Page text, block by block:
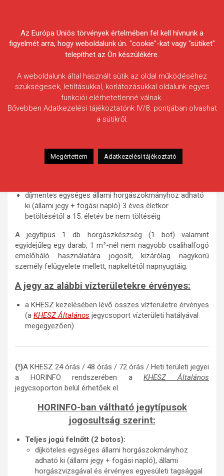
Egyesületek Szövetsége
A horgászathoz szükséges okmányok és a KHESZ által
kiadott területi jegyek árai egységes szerkezetben ITT:
Érvényes: 2026. január 1. – 2027. január 31.
díjmentes egységes állami horgászokmányhoz adható
ki (állami jegy + fogási napló) 3 éves életkor
betöltésétől a 15. életév be nem töltéséig
A jegytípus 1 db horgászkészség (1 bot) valamint
egyidejűleg egy darab, 1 m²-nél nem nagyobb csalihalfogó
emelőháló használatára jogosít, kizárólag nagykorú
személy felügyelete mellett, napkeltétől napnyugtáig.
A jegy az alábbi vízterületekre érvényes:
a KHESZ kezelésében lévő összes vízterületre érvényes
(a KHESZ Általános jegycsoport vízterületi hatályával
megegyezően)
(!)A KHESZ 24 órás / 48 órás / 72 órás / Heti területi jegyei
a HORINFO rendszerében aKHESZ Általános
jegycsoporton belül érhetőek el.
HORINFO-ban váltható jegytípusok
jogosultság szerint:
Teljes jogú felnőtt (2 botos):
díjköteles egységes állami horgászokmányhoz
adható ki (állami jegy + fogási napló), állami
horgászvizsgával és érvényes egyesületi tagsággal
Az Európa Uniós törvények értelmében fel kell hívnunk a
figyelmét arra, hogy weboldalunk ún. "cookie"-kat vagy "sütiket"
telepíthet az Ön készülékére.
A weboldalunk által használt sütik az oldal működéséhez
szükségesek, letiltásukkal, korlátozásukkal oldalunk egyes
funkciói elérhetetlenné válnak.
Bővebben Adatkezelési tájékoztatónk IV/8. pontjában olvashat
a sütikről.
Megértettem Adatkezelési tájékoztató